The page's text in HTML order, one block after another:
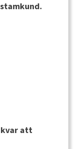
kvar att